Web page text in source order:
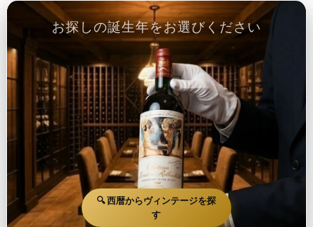
お探しの誕生年をお選びください
🔍 西暦からヴィンテージを探
す